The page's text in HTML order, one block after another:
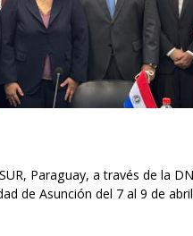
Paraguay, a través de la
de Asunción del 7 al 9 de